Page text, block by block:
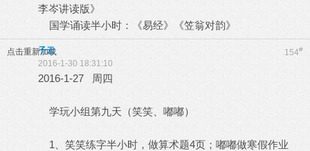
李岑讲读版》
国学诵读半小时：《易经》《笠翁对韵》
点击重新加载 154#
子云
2016-1-30 18:31:10
2016-1-27 周四
学玩小组第九天（笑笑、嘟嘟）
1、笑笑练字半小时，做算术题4页；嘟嘟做寒假作业